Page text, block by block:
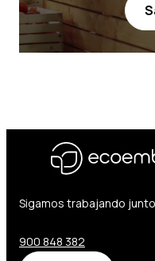
Sigamos trabajando
900 848 382